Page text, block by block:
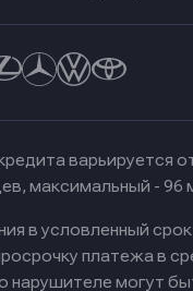
варьируется
максимальный - 96
в условленный
платежа в
нарушителе могут